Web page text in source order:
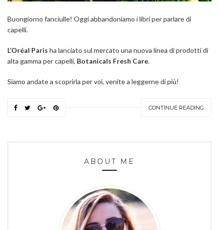
Buongiorno fanciulle! Oggi abbandoniamo i libri per parlare di
capelli.
L’Oréal Paris ha lanciato sul mercato una nuova linea di prodotti di
alta gamma per capelli, Botanicals Fresh Care.
Siamo andate a scoprirla per voi, venite a leggerne di più!
CONTINUE READING
ABOUT ME